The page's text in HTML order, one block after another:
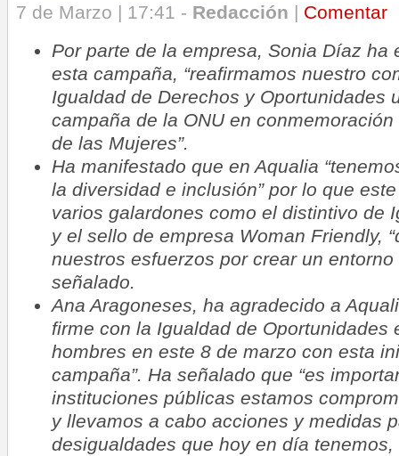
7 de Marzo | 17:41 - Redacción | Comentar
Por parte de la empresa, Sonia Díaz ha
esta campaña, “reafirmamos nuestro
Igualdad de Derechos y Oportunidades
campaña de la ONU en
de las Mujeres”.
Ha manifestado que en Aqualia
la diversidad e inclusión” por lo que
varios galardones como el distintivo de
y el sello de empresa Woman Friendly,
nuestros esfuerzos por crear un
señalado.
Ana Aragoneses, ha agradecido a
firme con la Igualdad de Oportunidades
hombres en este 8 de marzo con esta
campaña”. Ha señalado que “es
instituciones públicas estamos
y llevamos a cabo acciones y medidas
desigualdades que hoy en día